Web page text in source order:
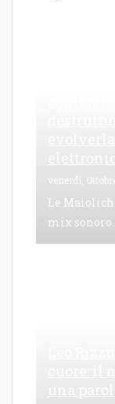
venerdì,
Le
mix